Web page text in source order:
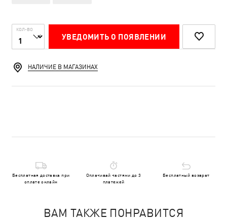
КОЛ-ВО
УВЕДОМИТЬ О ПОЯВЛЕНИИ
НАЛИЧИЕ В МАГАЗИНАХ
Бесплатная доставка при
оплате онлайн
Оплачивай частями до 3
платежей
Бесплатный возврат
ВАМ ТАКЖЕ ПОНРАВИТСЯ